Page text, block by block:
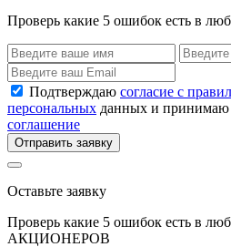
Проверь какие 5 ошибок есть в
Подтверждаю согласие с
персональных данных и принимаю
соглашение
Отправить заявку
Оставьте заявку
Проверь какие 5 ошибок есть в
АКЦИОНЕРОВ